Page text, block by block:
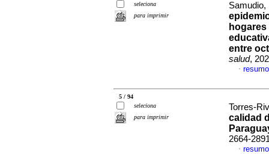
seleciona
para imprimir
entre
salud,
·
5 / 94
seleciona
para imprimir
Torres-
calidad
2664-
·